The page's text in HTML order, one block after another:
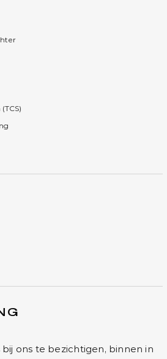
bij ons te bezichtigen, binnen in